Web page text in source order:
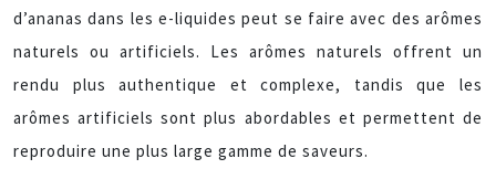
d’ananas dans les e-liquides peut se faire avec des arômes
naturels ou artificiels. Les arômes naturels offrent un
rendu plus authentique et complexe, tandis que les
arômes artificiels sont plus abordables et permettent de
reproduire une plus large gamme de saveurs.